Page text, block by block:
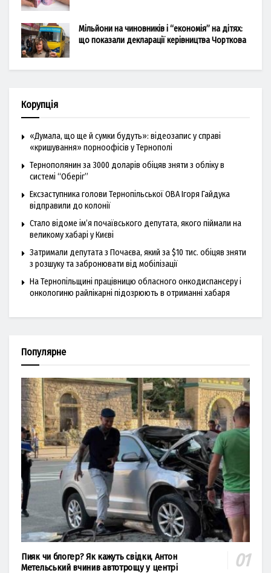
Мільйони на чиновників і “економія” на дітях:
що показали декларації керівництва Чорткова
Корупція
«Думала, що ще й сумки будуть»: відеозапис у справі
«кришування» порноофісів у Тернополі
Тернополянин за 3000 доларів обіцяв зняти з обліку в
системі “Оберіг”
Ексзаступника голови Тернопільської ОВА Ігоря Гайдука
відправили до колонії
Стало відоме ім’я почаївського депутата, якого піймали на
великому хабарі у Києві
Затримали депутата з Почаєва, який за $10 тис. обіцяв зняти
з розшуку та забронювати від мобілізації
На Тернопільщині працівницю обласного онкодиспансеру і
онкологиню райлікарні підозрюють в отриманні хабаря
Популярне
Пияк чи блогер? Як кажуть свідки, Антон
Метельський вчинив автотрощу у центрі